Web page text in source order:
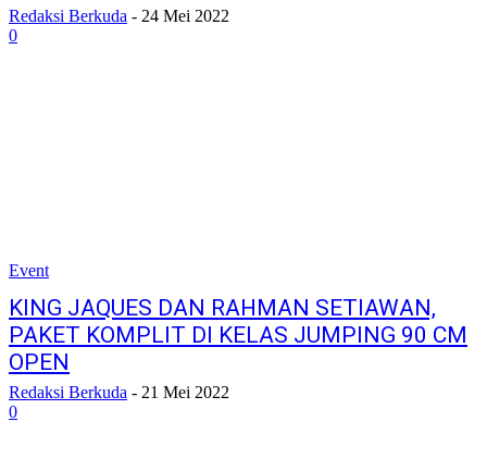
Redaksi Berkuda - 24 Mei 2022
0
Event
KING JAQUES DAN RAHMAN SETIAWAN,
PAKET KOMPLIT DI KELAS JUMPING 90 CM
OPEN
Redaksi Berkuda - 21 Mei 2022
0